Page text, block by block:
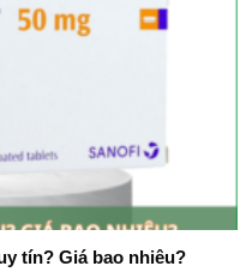
tín? Giá bao nhiêu?